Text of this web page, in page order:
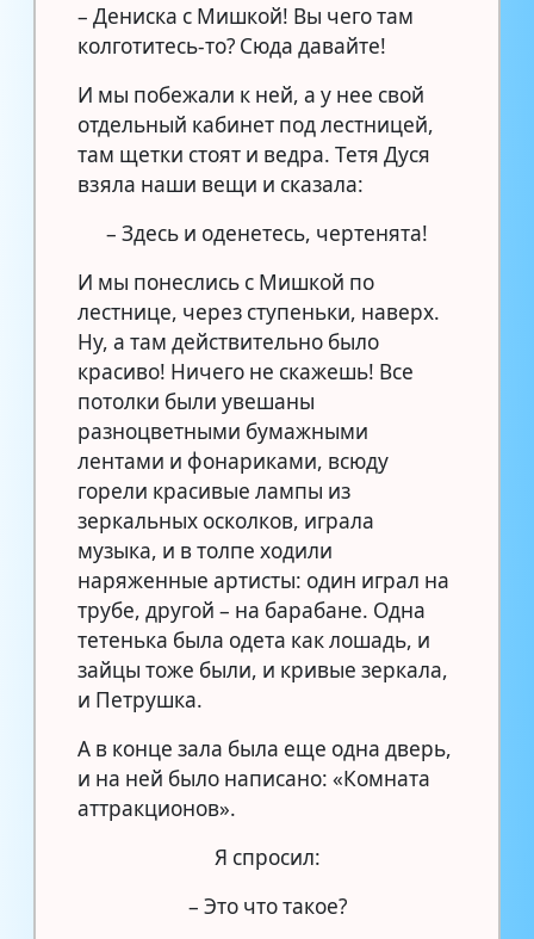
– Дениска с Мишкой! Вы чего там
колготитесь-то? Сюда давайте!
И мы побежали к ней, а у нее свой
отдельный кабинет под лестницей,
там щетки стоят и ведра. Тетя Дуся
взяла наши вещи и сказала:
– Здесь и оденетесь, чертенята!
И мы понеслись с Мишкой по
лестнице, через ступеньки, наверх.
Ну, а там действительно было
красиво! Ничего не скажешь! Все
потолки были увешаны
разноцветными бумажными
лентами и фонариками, всюду
горели красивые лампы из
зеркальных осколков, играла
музыка, и в толпе ходили
наряженные артисты: один играл на
трубе, другой – на барабане. Одна
тетенька была одета как лошадь, и
зайцы тоже были, и кривые зеркала,
и Петрушка.
А в конце зала была еще одна дверь,
и на ней было написано: «Комната
аттракционов».
Я спросил:
– Это что такое?